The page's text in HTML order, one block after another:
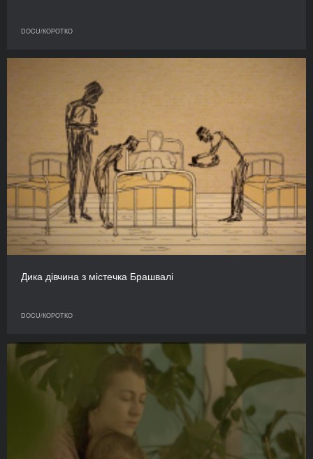
DOCU/КОРОТКО
Дика дівчина з містечка Брашвалі
DOCU/КОРОТКО